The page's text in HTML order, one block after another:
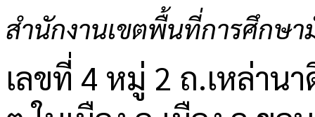
สำนักงานเขตพื้นที่การศึกษ
เลขที่ 4 หมู่ 2 ถ.เหล่าน